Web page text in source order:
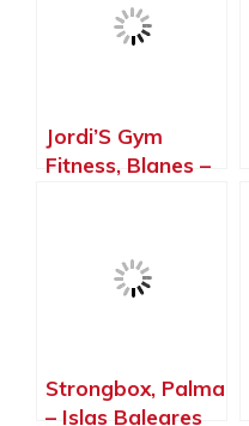
Jordi’S Gym
Fitness, Blanes –
Strongbox, Palma
– Islas Baleares